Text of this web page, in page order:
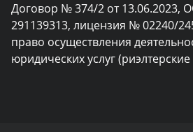
Договор № 374/2 от 13.06.2023,
291139313, лицензия № 02240/
право осуществления
юридических услуг (риэлтерские